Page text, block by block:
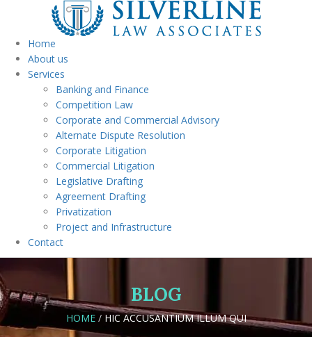
Home
About us
Services
Banking and Finance
Competition Law
Corporate and Commercial Advisory
Alternate Dispute Resolution
Corporate Litigation
Commercial Litigation
Legislative Drafting
Agreement Drafting
Privatization
Project and Infrastructure
Contact
BLOG
HOME/ HIC ACCUSANTIUM ILLUM QUI